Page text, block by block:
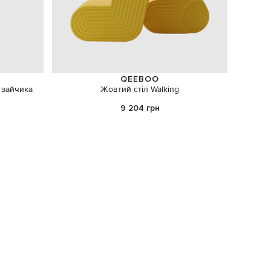
QEEBOO
Жовтий стіл Walking
9 204 грн